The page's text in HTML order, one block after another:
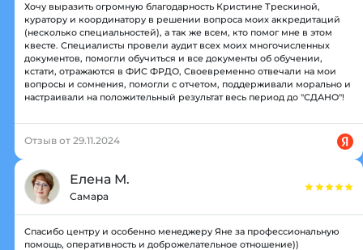
Хочу выразить огромную благодарность Кристине Трескиной,
куратору и координатору в решении вопроса моих аккредитаций
(несколько специальностей), а так же всем, кто помог мне в этом
квесте. Специалисты провели аудит всех моих многочисленных
документов, помогли обучиться и все документы об обучении,
кстати, отражаются в ФИС ФРДО, Своевременно отвечали на мои
вопросы и сомнения, помогли с отчетом, поддерживали морально и
настраивали на положительный результат весь период до "СДАНО"!
Отзыв от 29.11.2024
Елена М.
Самара
Спасибо центру и особенно менеджеру Яне за профессиональную
помощь, оперативность и доброжелательное отношение))